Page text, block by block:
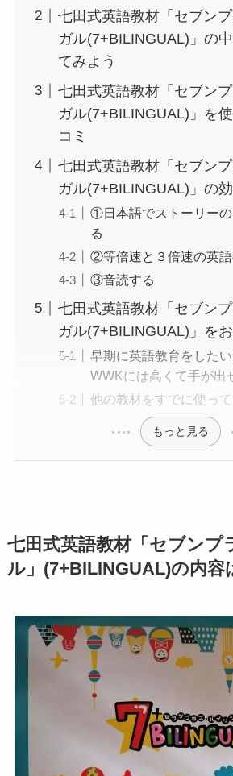
七田式英語教材「セブン
ガル(7+BILINGUAL)」の
てみよう
七田式英語教材「セブン
ガル(7+BILINGUAL)」を
コミ
七田式英語教材「セブン
ガル(7+BILINGUAL)」の
①日本語でストーリー
る
②等倍速と３倍速の英語
③音読する
七田式英語教材「セブン
ガル(7+BILINGUAL)」を
早期に英語教育をした
WWKには高くて手が出
他の教材をすでに使って
もっと見る
七田式英語教材「セブンプ
ル」(7+BILINGUAL)の内容